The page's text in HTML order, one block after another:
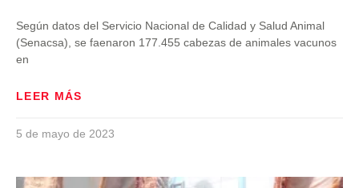
Según datos del Servicio Nacional de Calidad y Salud Animal
(Senacsa), se faenaron 177.455 cabezas de animales vacunos
en
LEER MÁS
5 de mayo de 2023